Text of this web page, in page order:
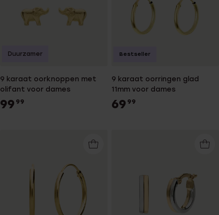
9 karaat oorknoppen met
olifant voor dames
99 99
Duurzamer
9 karaat oorringen glad
11mm voor dames
69 99
Bestseller